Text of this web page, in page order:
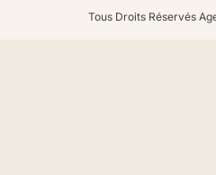
Tous Droits Réservés